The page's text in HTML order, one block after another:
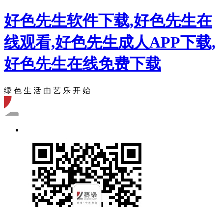
好色先生软件下载,好色先生在
线观看,好色先生成人APP下载,
好色先生在线免费下载
绿 色 生 活 由 艺 乐 开 始